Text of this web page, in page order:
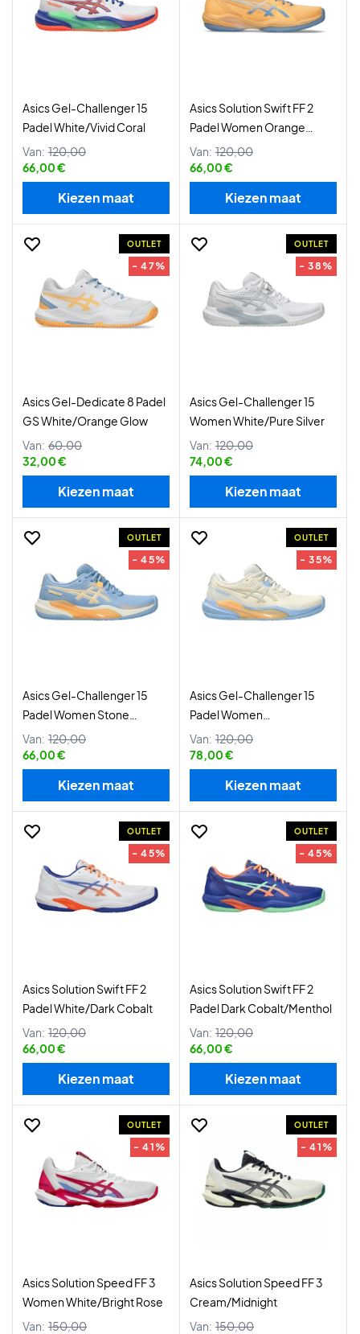
Asics Gel-Challenger 15
Padel White/Vivid Coral
Van: 120,00
66,00 €
Kiezen maat
Asics Solution Swift FF 2
Padel Women Orange
Glow/Cream
Van: 120,00
66,00 €
Kiezen maat
OUTLET
- 47%
Asics Gel-Dedicate 8 Padel
GS White/Orange Glow
Van: 60,00
32,00 €
Kiezen maat
OUTLET
- 38%
Asics Gel-Challenger 15
Women White/Pure Silver
Van: 120,00
74,00 €
Kiezen maat
OUTLET
- 45%
Asics Gel-Challenger 15
Padel Women Stone
Wash/Orange Glow
Van: 120,00
66,00 €
Kiezen maat
OUTLET
- 35%
Asics Gel-Challenger 15
Padel Women
Cream/Stone Wash
Van: 120,00
78,00 €
Kiezen maat
OUTLET
- 45%
Asics Solution Swift FF 2
Padel White/Dark Cobalt
Van: 120,00
66,00 €
Kiezen maat
OUTLET
- 45%
Asics Solution Swift FF 2
Padel Dark Cobalt/Menthol
Van: 120,00
66,00 €
Kiezen maat
OUTLET
- 41%
Asics Solution Speed FF 3
Women White/Bright Rose
Van: 150,00
OUTLET
- 41%
Asics Solution Speed FF 3
Cream/Midnight
Van: 150,00